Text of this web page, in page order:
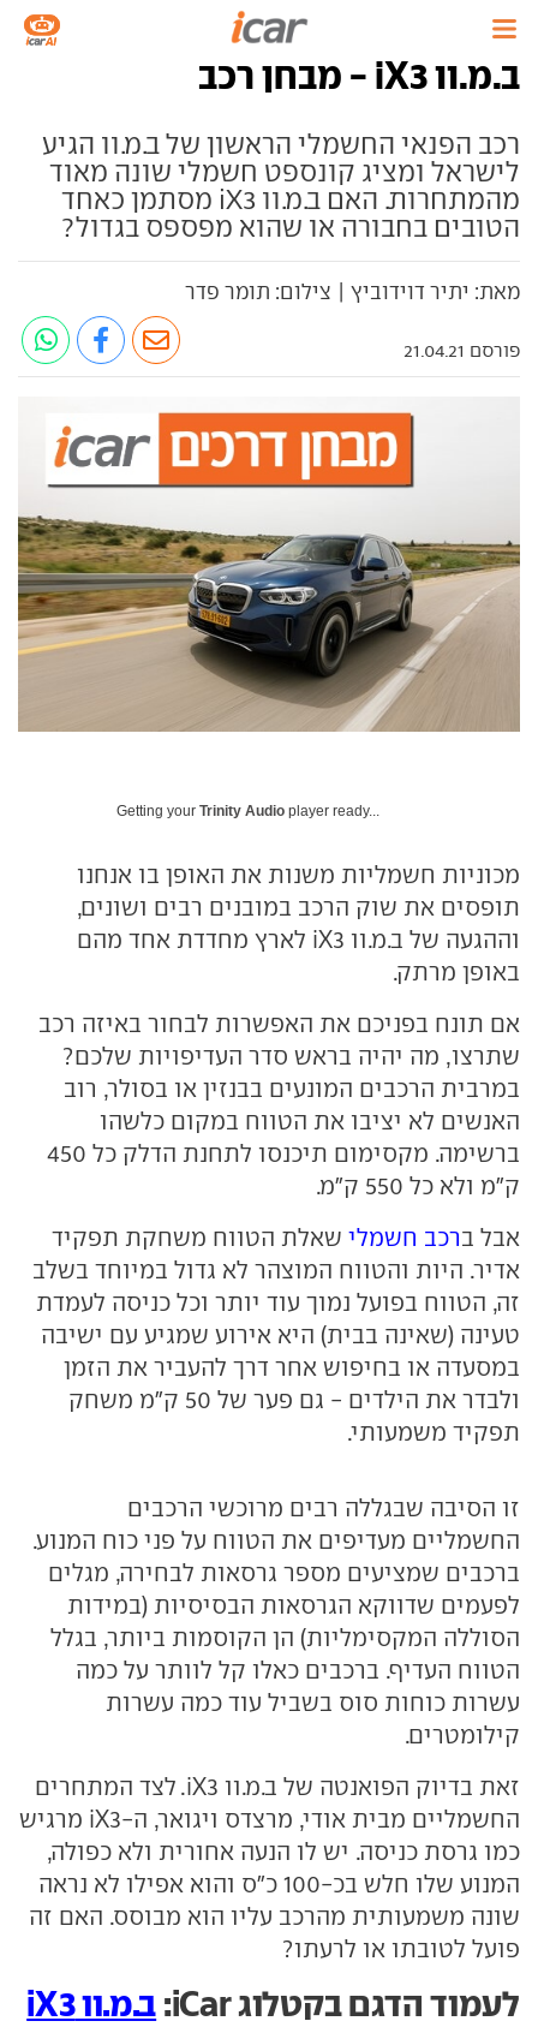
ב.מ.וו iX3 - מבחן רכב
רכב הפנאי החשמלי הראשון של ב.מ.וו הגיע
לישראל ומציג קונספט חשמלי שונה מאוד
מהמתחרות. האם ב.מ.וו iX3 מסתמן כאחד
הטובים בחבורה או שהוא מפספס בגדול?
מאת: יתיר דוידוביץ | צילום: תומר פדר
פורסם 21.04.21
Getting your Trinity Audio player ready...
מכוניות חשמליות משנות את האופן בו אנחנו
תופסים את שוק הרכב במובנים רבים ושונים,
וההגעה של ב.מ.וו iX3 לארץ מחדדת אחד מהם
באופן מרתק.
אם תונח בפניכם את האפשרות לבחור באיזה רכב
שתרצו, מה יהיה בראש סדר העדיפויות שלכם?
במרבית הרכבים המונעים בבנזין או בסולר, רוב
האנשים לא יציבו את הטווח במקום כלשהו
ברשימה. מקסימום תיכנסו לתחנת הדלק כל 450
ק"מ ולא כל 550 ק"מ.
אבל ברכב חשמלי שאלת הטווח משחקת תפקיד
אדיר. היות והטווח המוצהר לא גדול במיוחד בשלב
זה, הטווח בפועל נמוך עוד יותר וכל כניסה לעמדת
טעינה (שאינה בבית) היא אירוע שמגיע עם ישיבה
במסעדה או בחיפוש אחר דרך להעביר את הזמן
ולבדר את הילדים - גם פער של 50 ק"מ משחק
תפקיד משמעותי.
זו הסיבה שבגללה רבים מרוכשי הרכבים
החשמליים מעדיפים את הטווח על פני כוח המנוע.
ברכבים שמציעים מספר גרסאות לבחירה, מגלים
לפעמים שדווקא הגרסאות הבסיסיות (במידות
הסוללה המקסימליות) הן הקוסמות ביותר, בגלל
הטווח העדיף. ברכבים כאלו קל לוותר על כמה
עשרות כוחות סוס בשביל עוד כמה עשרות
קילומטרים.
זאת בדיוק הפואנטה של ב.מ.וו iX3. לצד המתחרים
החשמליים מבית אודי, מרצדס ויגואר, ה-iX3 מרגיש
כמו גרסת כניסה. יש לו הנעה אחורית ולא כפולה,
המנוע שלו חלש בכ-100 כ"ס והוא אפילו לא נראה
שונה משמעותית מהרכב עליו הוא מבוסס. האם זה
פועל לטובתו או לרעתו?
לעמוד הדגם בקטלוג iCar: ב.מ.וו iX3